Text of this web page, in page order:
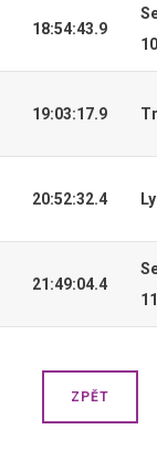
18:54:43.9
19:03:17.9
20:52:32.4
21:49:04.4
ZPĚT